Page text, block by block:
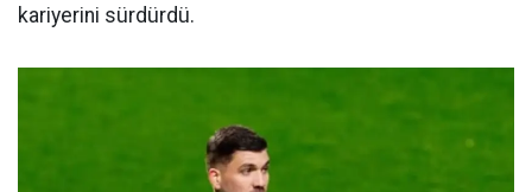
kariyerini sürdürdü.